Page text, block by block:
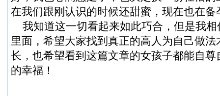
在我们跟刚认识的时候还甜蜜，现在也在备
我知道这一切看起来如此巧合，但是我相
里面，希望大家找到真正的高人为自己做
长，也希望看到这篇文章的女孩子都能自
的幸福！